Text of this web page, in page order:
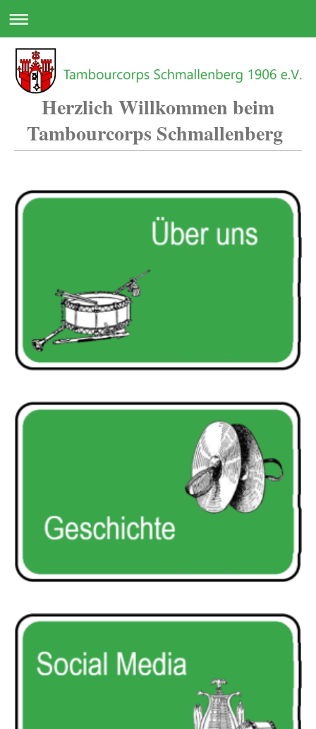
Herzlich Willkommen beim
Tambourcorps Schmallenberg